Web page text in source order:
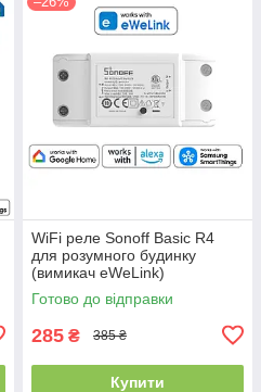
WiFi реле Sonoff Basic R4
для розумного будинку
(вимикач eWeLink)
Готово до відправки
285 ₴ 385 ₴
Купити